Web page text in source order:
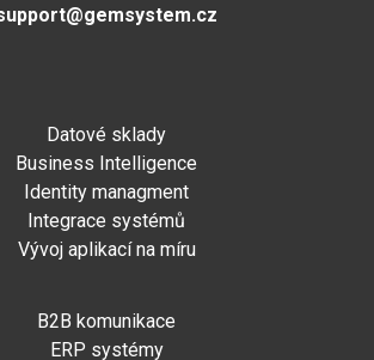
Datové sklady
Business Intelligence
Identity managment
Integrace systémů
Vývoj aplikací na míru
B2B komunikace
ERP systémy